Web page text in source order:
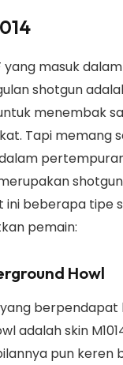
yang masuk
shotgun
menembak
Tapi memang
ini beberapa tipe
pemain:
Howl
berpendapat
adalah skin
pun keren